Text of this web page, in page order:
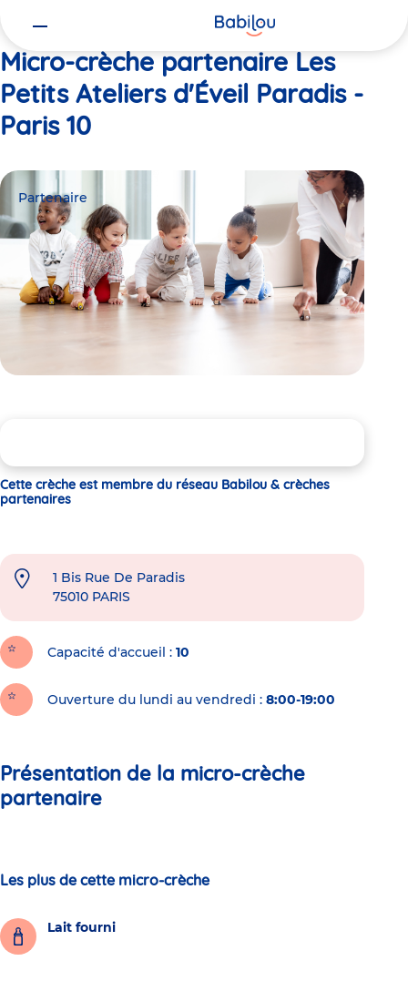
Micro-crèche partenaire Les
Petits Ateliers d'Éveil Paradis -
Paris 10
Partenaire
Cette crèche est membre du réseau Babilou & crèches
partenaires
1 Bis Rue De Paradis
75010 PARIS
Capacité d'accueil 10
Ouverture du lundi au vendredi : 8:00-19:00
Présentation de la micro-crèche
partenaire
Les plus de cette micro-crèche
Lait fourni